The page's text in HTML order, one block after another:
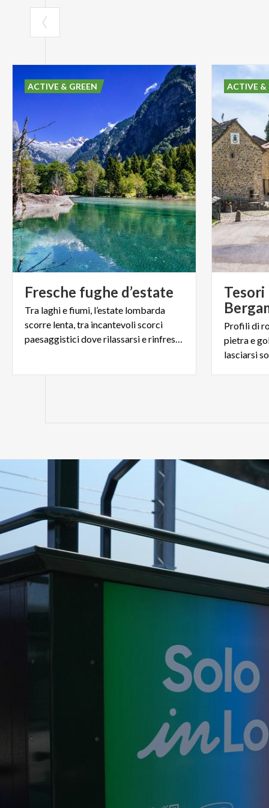
Fresche fughe d’estate
Tra laghi e fiumi, l’estate lombarda
scorre lenta, tra incantevoli scorci
paesaggistici dove rilassarsi e rinfrescarsi.
ACTIVE & GREEN
Profili di
pietra e
lasciarsi
ACTIVE &